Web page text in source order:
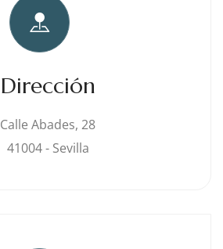
Dirección
Calle Abades, 28
41004 - Sevilla